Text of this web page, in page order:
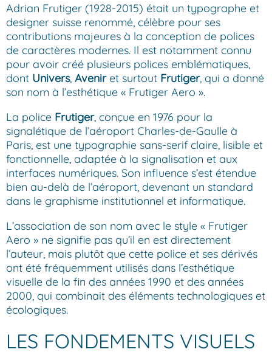
Adrian Frutiger (1928-2015) était un typographe et
designer suisse renommé, célèbre pour ses
contributions majeures à la conception de polices
de caractères modernes. Il est notamment connu
pour avoir créé plusieurs polices emblématiques,
dont Univers, Aveniret surtout Frutiger, qui a donné
son nom à l’esthétique « Frutiger Aero ».
La police Frutiger, conçue en 1976 pour la
signalétique de l’aéroport Charles-de-Gaulle à
Paris, est une typographie sans-serif claire, lisible et
fonctionnelle, adaptée à la signalisation et aux
interfaces numériques. Son influence s’est étendue
bien au-delà de l’aéroport, devenant un standard
dans le graphisme institutionnel et informatique.
L’association de son nom avec le style « Frutiger
Aero » ne signifie pas qu’il en est directement
l’auteur, mais plutôt que cette police et ses dérivés
ont été fréquemment utilisés dans l’esthétique
visuelle de la fin des années 1990 et des années
2000, qui combinait des éléments technologiques et
écologiques.
LES FONDEMENTS VISUELS